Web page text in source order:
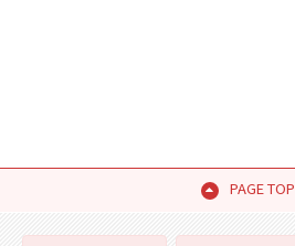
PAGE TOP